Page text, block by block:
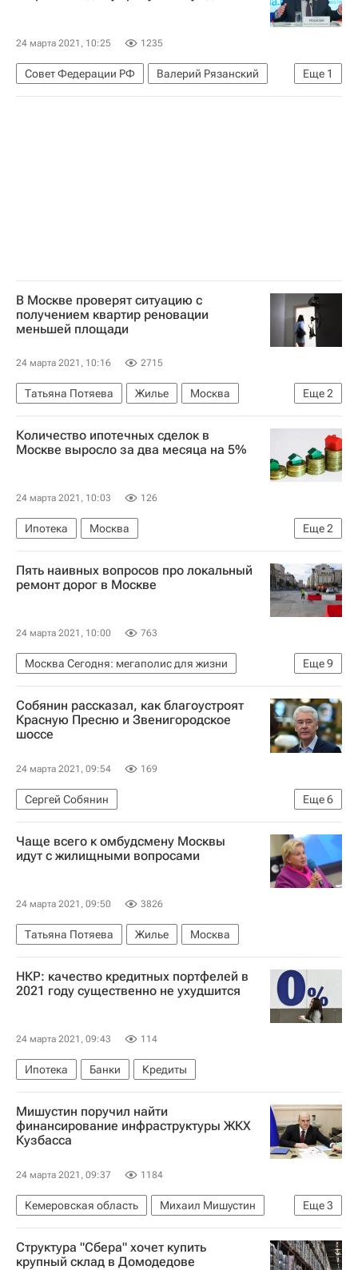
24 марта 2021, 10:25 1235
Еще 1
Совет Федерации РФ
Валерий Рязанский
Жилье
В Москве проверят ситуацию с
получением квартир реновации
меньшей площади
24 марта 2021, 10:16 2715
Еще2
Татьяна Потяева Жилье
Москва
Программа реновации в Москве
Реновация
Количество ипотечных сделок в
Москве выросло за два месяца на 5%
24 марта 2021, 10:03 126
Еще2
Ипотека
Москва
Федеральная служба государственной регистрации, кадастра и картографии (Росреестр)
Жилье
Пять наивных вопросов про локальный
ремонт дорог в Москве
24 марта 2021, 10:00 763
Еще9
Москва Сегодня: мегаполис для жизни
Ремонт
Дороги
Городское хозяйство Москвы
Комплекс городского хозяйства Москвы
Автомобильные дороги
Полезное – РИА Недвижимость
Город: детали – РИА Недвижимость
Москва
Собянин рассказал, как благоустроят
Красную Пресню и Звенигородское
шоссе
24 марта 2021, 09:54 169
Еще6
Сергей Собянин
Москва Сегодня: мегаполис для жизни
Москва
Благоустройство
Городское хозяйство Москвы
Комплекс городского хозяйства Москвы
Чаще всего к омбудсмену Москвы
идут с жилищными вопросами
24 марта 2021, 09:50 3826
Татьяна Потяева Жилье Москва
НКР: качество кредитных портфелей в
2021 году существенно не ухудшится
24 марта 2021, 09:43 114
Ипотека Банки Кредиты
Мишустин поручил найти
финансирование инфраструктуры ЖКХ
Кузбасса
24 марта 2021, 09:37 1184
Еще3
Кемеровская область
Михаил Мишустин
ЖКХ
Правительство РФ Инфраструктура
Структура "Сбера" хочет купить
крупный склад в Домодедове